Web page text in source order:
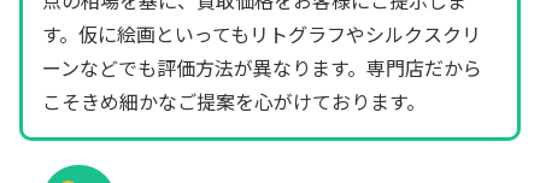
す。仮に絵画といってもリトグラフやシルクスクリ
ーンなどでも評価方法が異なります。専門店だから
こそきめ細かなご提案を心がけております。